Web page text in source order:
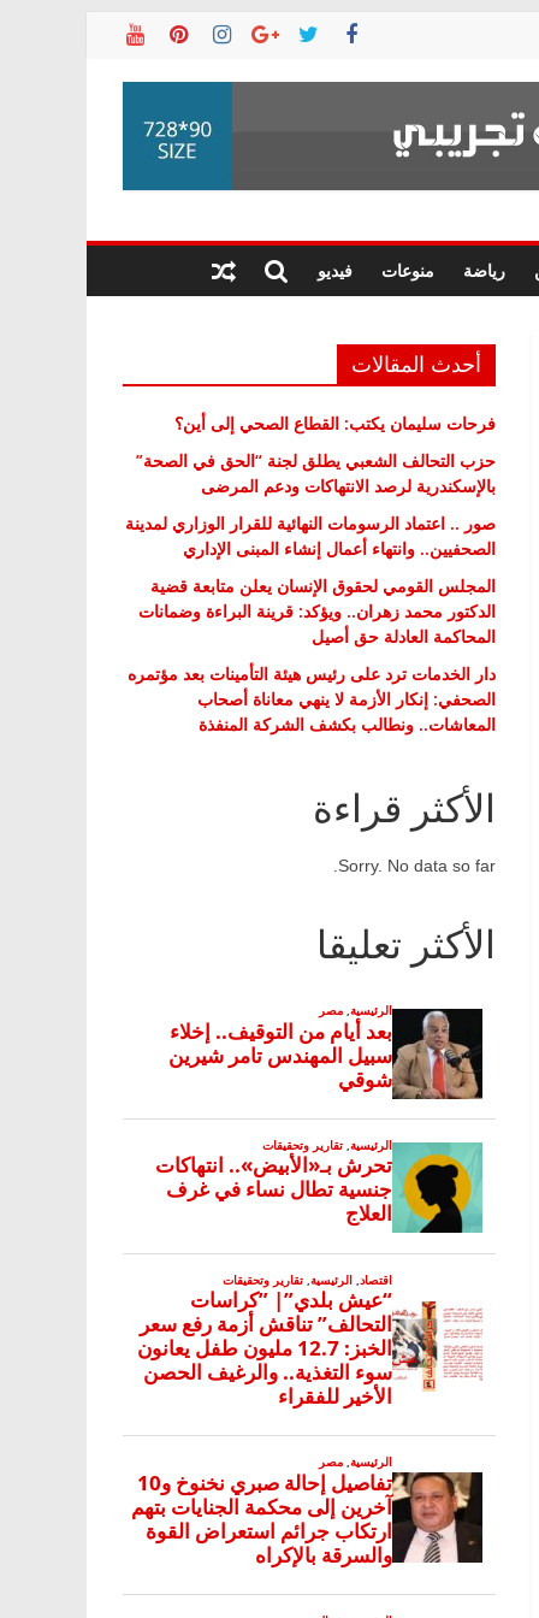
رياضة منوعات فيديو
أحدث المقالات
فرحات سليمان يكتب: القطاع الصحي إلى أين؟
حزب التحالف الشعبي يطلق لجنة “الحق في الصحة”
بالإسكندرية لرصد الانتهاكات ودعم المرضى
صور .. اعتماد الرسومات النهائية للقرار الوزاري لمدينة
الصحفيين.. وانتهاء أعمال إنشاء المبنى الإداري
المجلس القومي لحقوق الإنسان يعلن متابعة قضية
الدكتور محمد زهران.. ويؤكد: قرينة البراءة وضمانات
المحاكمة العادلة حق أصيل
دار الخدمات ترد على رئيس هيئة التأمينات بعد مؤتمره
الصحفي: إنكار الأزمة لا ينهي معاناة أصحاب
المعاشات.. ونطالب بكشف الشركة المنفذة
الأكثر قراءة
Sorry. No data so far.
الأكثر تعليقا